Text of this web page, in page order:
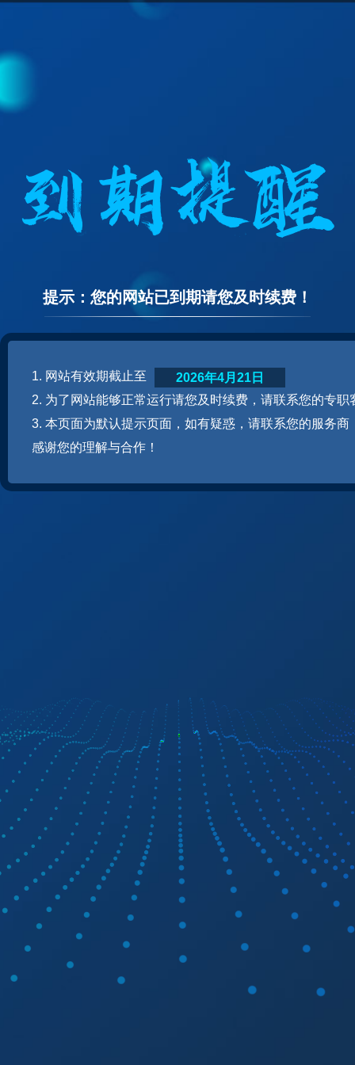
提示：您的网站已到期请您及时续费！
1. 网站有效期截止至
2. 为了网站能够正常运行请您及时续费，请联系您的专职
3. 本页面为默认提示页面，如有疑惑，请联系您的服务商
感谢您的理解与合作！
2026年4月21日